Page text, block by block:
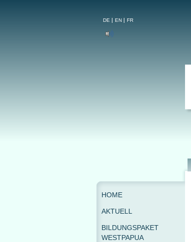
DE EN FR
HOME
AKTUELL
BILDUNGSPAKET
WESTPAPUA